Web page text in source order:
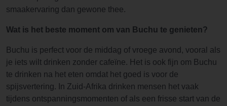
smaakervaring dan gewone thee.
Wat is het beste moment om van Buchu te genieten?
Buchu is perfect voor de middag of vroege avond, vooral als
je iets wilt drinken zonder cafeïne. Het is ook fijn om Buchu
te drinken na het eten omdat het goed is voor de
spijsvertering. In Zuid-Afrika drinken mensen het vaak
tijdens ontspanningsmomenten of als een frisse start van de